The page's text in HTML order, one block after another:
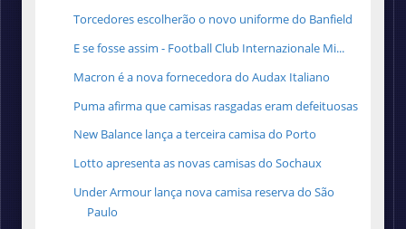
Torcedores escolherão o novo uniforme do Banfield
E se fosse assim - Football Club Internazionale Mi...
Macron é a nova fornecedora do Audax Italiano
Puma afirma que camisas rasgadas eram defeituosas
New Balance lança a terceira camisa do Porto
Lotto apresenta as novas camisas do Sochaux
Under Armour lança nova camisa reserva do São
Paulo